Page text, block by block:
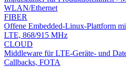
WLAN/Ethernet
FIBER
Offene Embedded-Linux-Plattform
LTE, 868/915 MHz
CLOUD
Middleware für LTE-Geräte- und
Callbacks, FOTA